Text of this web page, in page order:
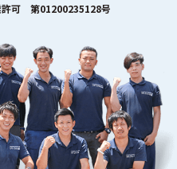
許可 第01200235128号